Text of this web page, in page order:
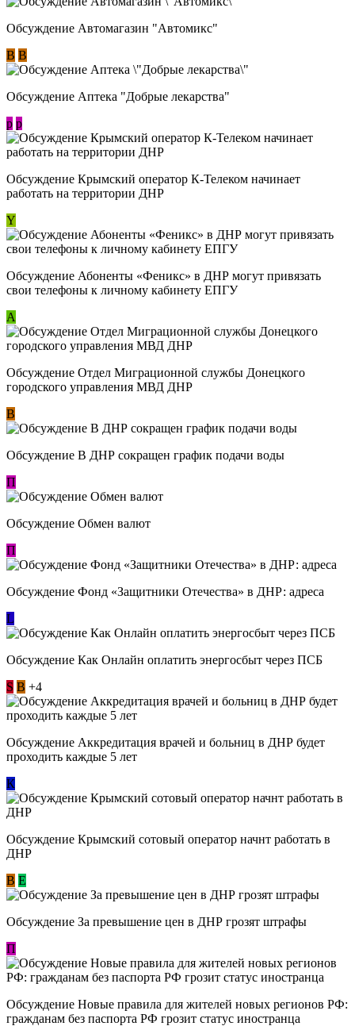
Обсуждение Автомагазин "Автомикс"
В В
Обсуждение Аптека "Добрые лекарства"
p p
Обсуждение Крымский оператор К-Телеком начинает
работать на территории ДНР
Y
Обсуждение ​Абоненты «Феникс» в ДНР могут привязать
свои телефоны к личному кабинету ЕПГУ
А
Обсуждение Отдел Миграционной службы Донецкого
городского управления МВД ДНР
В
Обсуждение В ДНР сокращен график подачи воды
П
Обсуждение Обмен валют
П
Обсуждение Фонд «Защитники Отечества» в ДНР: адреса
L
Обсуждение ​Как Онлайн оплатить энергосбыт через ПСБ
S В +4
Обсуждение Аккредитация врачей и больниц в ДНР будет
проходить каждые 5 лет
К
Обсуждение Крымский сотовый оператор начнт работать в
ДНР
В E
Обсуждение За превышение цен в ДНР грозят штрафы
П
Обсуждение Новые правила для жителей новых регионов РФ:
гражданам без паспорта РФ грозит статус иностранца